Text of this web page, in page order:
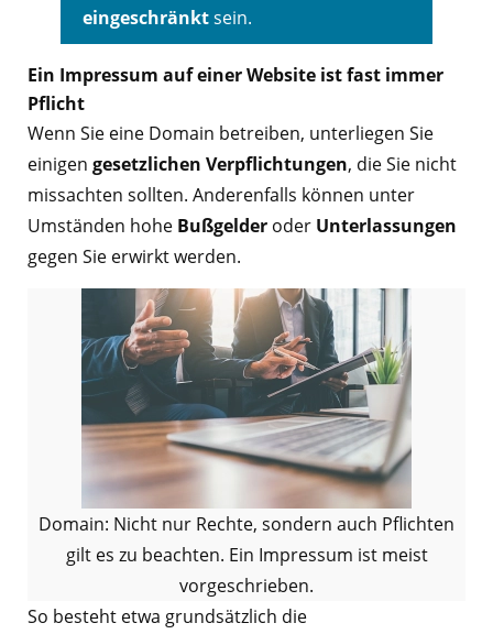
eingeschränktsein.
Ein Impressum auf einer Website ist fast immer
Pflicht
Wenn Sie eine Domain betreiben, unterliegen Sie
einigen gesetzlichen Verpflichtungen, die Sie nicht
missachten sollten. Anderenfalls können unter
Umständen hohe Bußgelder oder Unterlassungen
gegen Sie erwirkt werden.
Domain: Nicht nur Rechte, sondern auch Pflichten
gilt es zu beachten. Ein Impressum ist meist
vorgeschrieben.
So besteht etwa grundsätzlich die